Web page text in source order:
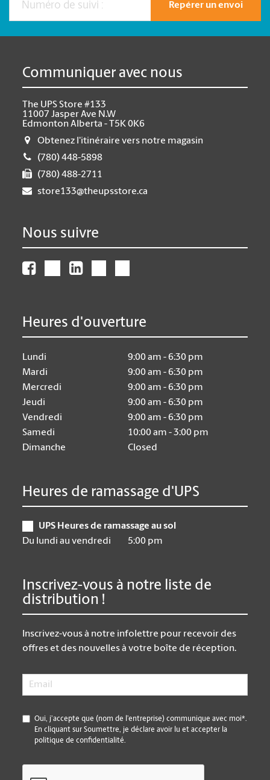
Repérer un envoi
Communiquer avec nous
The UPS Store #133
11007 Jasper Ave N.W
Edmonton Alberta - T5K 0K6
Obtenez l'itinéraire vers notre magasin
(780) 448-5898
(780) 488-2711
store133@theupsstore.ca
Nous suivre
Heures d'ouverture
Lundi
9:00 am - 6:30 pm
Mardi
9:00 am - 6:30 pm
Mercredi
9:00 am - 6:30 pm
Jeudi
9:00 am - 6:30 pm
Vendredi
9:00 am - 6:30 pm
Samedi
10:00 am - 3:00 pm
Dimanche
Closed
Heures de ramassage d'UPS
UPS Heures de ramassage au sol
Du lundi au vendredi
5:00 pm
Inscrivez-vous à notre liste de
distribution !
Inscrivez-vous à notre infolettre pour recevoir des
offres et des nouvelles à votre boîte de réception.
Email
*
Oui, j’accepte que (nom de l’entreprise) communique avec moi*.
En cliquant sur Soumettre, je déclare avoir lu et accepter la
politique de confidentialité.